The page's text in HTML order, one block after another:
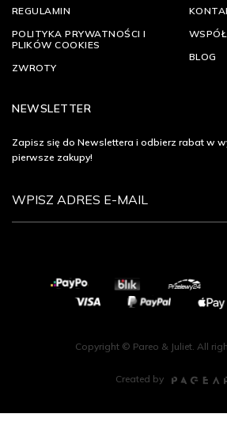
REGULAMIN
POLITYKA PRYWATNOŚCI I
PLIKÓW COOKIES
ZWROTY
BLOG
NEWSLETTER
Zapisz się do Newslettera i odbierz rabat w
pierwsze zakupy!
Copyright © Pareo & Juliet. All
Created by